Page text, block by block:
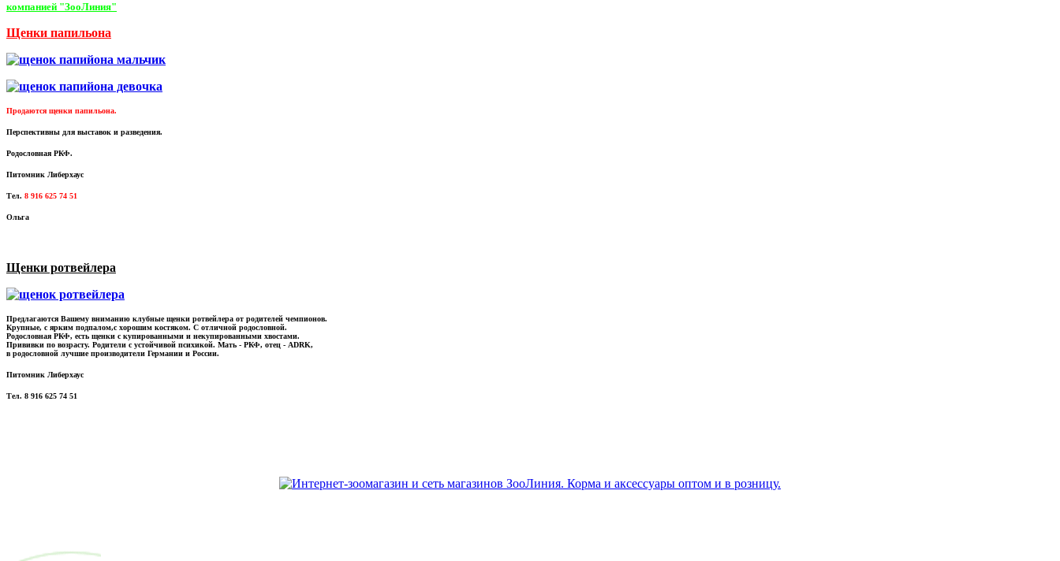
компанией "ЗооЛиния"
Щенки папильона
Продаются щенки папильона.
Перспективны для выставок и разведения.
Родословная РКФ.
Питомник Либерхаус
Тел. 8 916 625 74 51
Ольга
Щенки ротвейлера
Предлагаются Вашему вниманию клубные щенки ротвейлера от родителей чемпионов.
Крупные, с ярким подпалом,с хорошим костяком. С отличной родословной.
Родословная РКФ, есть щенки с купированными и некупированными хвостами.
Прививки по возрасту. Родители с устойчивой психикой. Мать - РКФ, отец - ADRK,
в родословной лучшие производители Германии и России.
Питомник Либерхаус
Тел. 8 916 625 74 51